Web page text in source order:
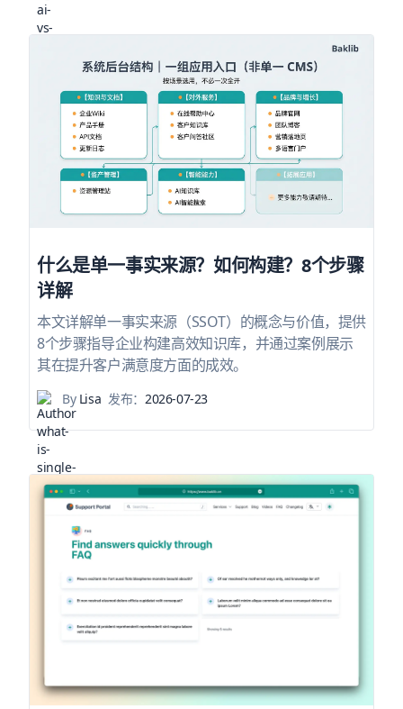
什么是单一事实来源？如何构建？8个步骤
详解
本文详解单一事实来源（SSOT）的概念与价值，提供
8个步骤指导企业构建高效知识库，并通过案例展示
其在提升客户满意度方面的成效。
ByLisa 发布： 2026-07-23